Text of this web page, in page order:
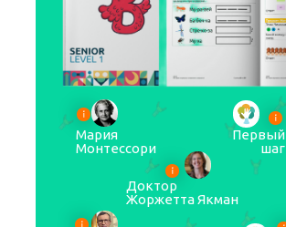
Мария
Монтессори
Доктор
Жоржетта Якман
Первый
шаг